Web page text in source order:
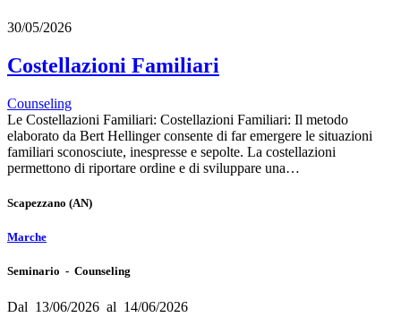
30/05/2026
Costellazioni Familiari
Counseling
Le Costellazioni Familiari: Costellazioni Familiari: Il metodo
elaborato da Bert Hellinger consente di far emergere le situazioni
familiari sconosciute, inespresse e sepolte. La costellazioni
permettono di riportare ordine e di sviluppare una…
Scapezzano (AN)
Marche
Seminario - Counseling
Dal 13/06/2026 al 14/06/2026